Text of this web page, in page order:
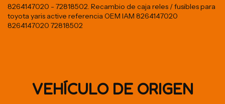
8264147020 - 72818502. Recambio de caja reles / fusibles para
toyota yaris active referencia OEM IAM 8264147020
8264147020 72818502
VEHÍCULO DE ORIGEN